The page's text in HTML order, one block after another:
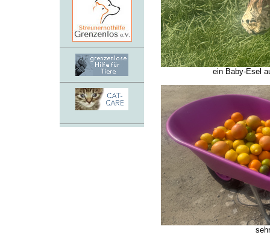
ein Baby-Esel